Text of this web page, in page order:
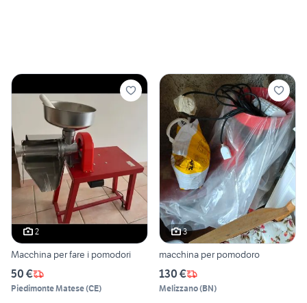
2
Macchina per fare i pomodori
50 €
Piedimonte Matese(CE)
3
macchina per pomodoro
130 €
Melizzano(BN)